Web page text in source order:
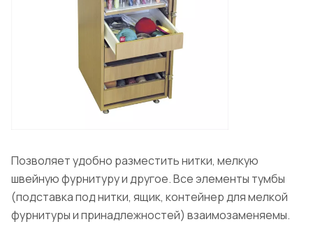
Позволяет удобно разместить нитки, мелкую
швейную фурнитуру и другое. Все элементы тумбы
(подставка под нитки, ящик, контейнер для мелкой
фурнитуры и принадлежностей) взаимозаменяемы.